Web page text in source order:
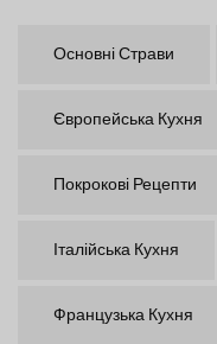
Основні Страви
Європейська Кухня
Покрокові Рецепти
Італійська Кухня
Французька Кухня